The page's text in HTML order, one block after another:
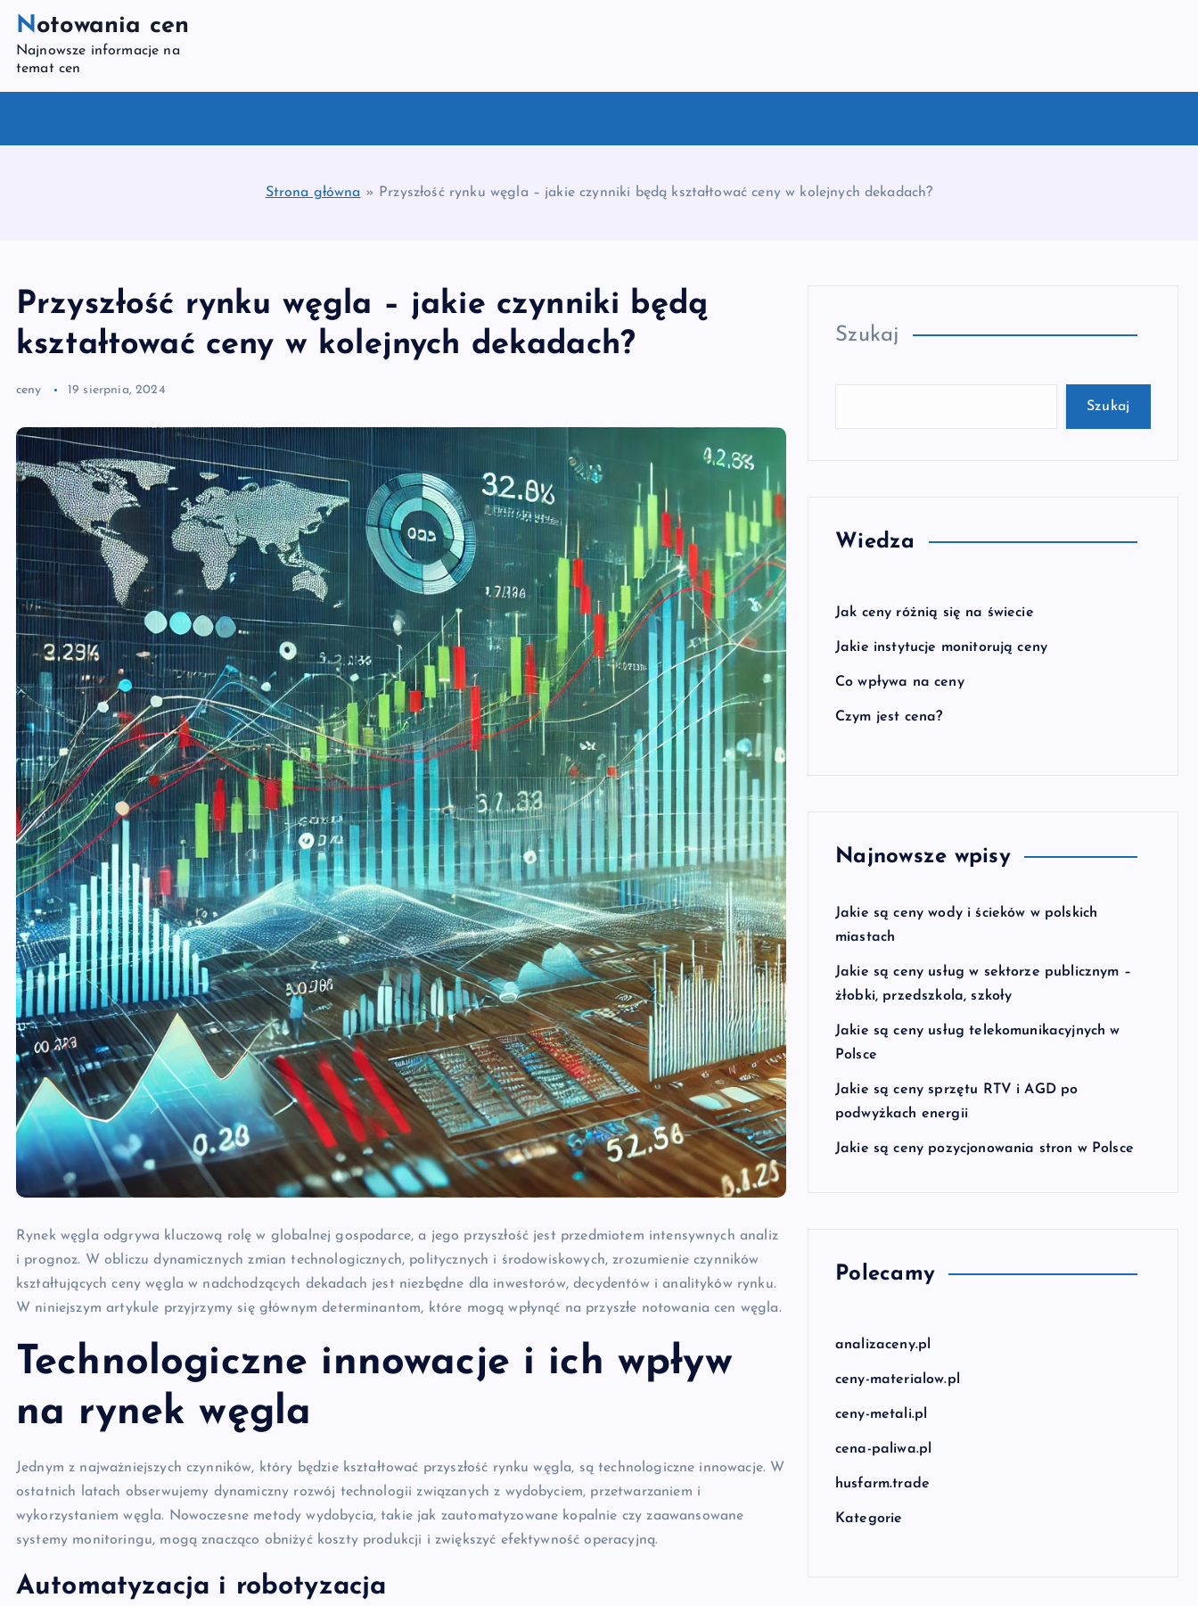
Notowania cen
Najnowsze informacje na
temat cen
Strona główna » Przyszłość rynku węgla – jakie czynniki będą kształtować ceny w kolejnych dekadach?
Przyszłość rynku węgla – jakie czynniki będą
kształtować ceny w kolejnych dekadach?
ceny 19 sierpnia, 2024
Rynek węgla odgrywa kluczową rolę w globalnej gospodarce, a jego przyszłość jest przedmiotem intensywnych analiz
i prognoz. W obliczu dynamicznych zmian technologicznych, politycznych i środowiskowych, zrozumienie czynników
kształtujących ceny węgla w nadchodzących dekadach jest niezbędne dla inwestorów, decydentów i analityków rynku.
W niniejszym artykule przyjrzymy się głównym determinantom, które mogą wpłynąć na przyszłe notowania cen węgla.
Technologiczne innowacje i ich wpływ
na rynek węgla
Jednym z najważniejszych czynników, który będzie kształtować przyszłość rynku węgla, są technologiczne innowacje. W
ostatnich latach obserwujemy dynamiczny rozwój technologii związanych z wydobyciem, przetwarzaniem i
wykorzystaniem węgla. Nowoczesne metody wydobycia, takie jak zautomatyzowane kopalnie czy zaawansowane
systemy monitoringu, mogą znacząco obniżyć koszty produkcji i zwiększyć efektywność operacyjną.
Automatyzacja i robotyzacja
Szukaj
Szukaj
Wiedza
Jak ceny różnią się na świecie
Jakie instytucje monitorują ceny
Co wpływa na ceny
Czym jest cena?
Najnowsze wpisy
Jakie są ceny wody i ścieków w polskich
miastach
Jakie są ceny usług w sektorze publicznym –
żłobki, przedszkola, szkoły
Jakie są ceny usług telekomunikacyjnych w
Polsce
Jakie są ceny sprzętu RTV i AGD po
podwyżkach energii
Jakie są ceny pozycjonowania stron w Polsce
Polecamy
analizaceny.pl
ceny-materialow.pl
ceny-metali.pl
cena-paliwa.pl
husfarm.trade
Kategorie